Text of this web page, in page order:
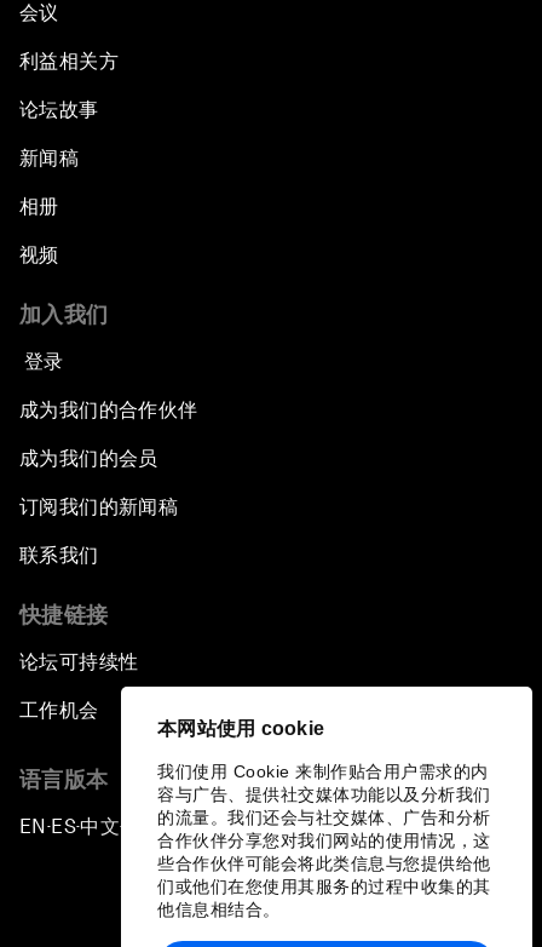
本网站使用 cookie
我们使用 Cookie 来制作贴合用户需求的内
容与广告、提供社交媒体功能以及分析我们
的流量。我们还会与社交媒体、广告和分析
合作伙伴分享您对我们网站的使用情况，这
些合作伙伴可能会将此类信息与您提供给他
们或他们在您使用其服务的过程中收集的其
他信息相结合。
会议
利益相关方
论坛故事
新闻稿
相册
视频
加入我们
登录
成为我们的合作伙伴
成为我们的会员
订阅我们的新闻稿
联系我们
快捷链接
论坛可持续性
工作机会
语言版本
EN ▪ES▪中文▪ 日本語